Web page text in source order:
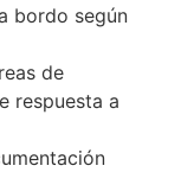
bordo según
de
respuesta a